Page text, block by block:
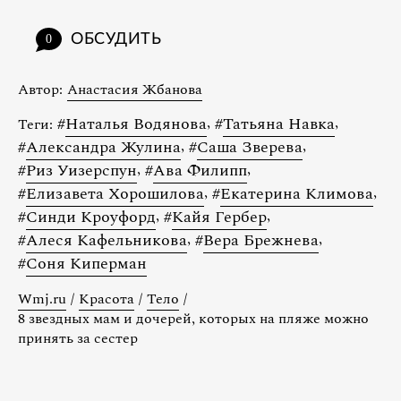
0 ОБСУДИТЬ
Автор: Анастасия Жбанова
Теги: #Наталья Водянова, #Татьяна Навка,
#Александра Жулина, #Саша Зверева,
#Риз Уизерспун, #Ава Филипп,
#Елизавета Хорошилова, #Екатерина Климова,
#Синди Кроуфорд, #Кайя Гербер,
#Алеся Кафельникова, #Вера Брежнева,
#Соня Киперман
Wmj.ru / Красота / Тело /
8 звездных мам и дочерей, которых на пляже можно
принять за сестер